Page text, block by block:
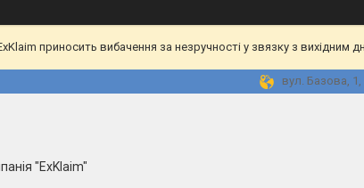
приносить вибачення за незручності у звязку з
вул. Базова, 1,
"ExKlaim"